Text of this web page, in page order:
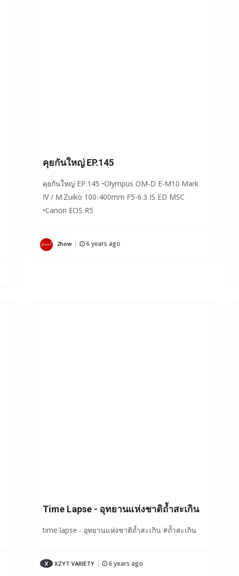
คุยกันใหญ่ EP.145
คุยกันใหญ่ EP.145 •Olympus OM-D E-M10 Mark
IV / M.Zuiko 100-400mm F5-6.3 IS ED MSC
•Canon EOS R5
2how 6 years ago
Time Lapse - อุทยานแห่งชาติถ้ำสะเกิน
time lapse - อุทยานแห่งชาติถ้ำสะเกิน #ถ้ำสะเกิน
X XZYT VARIETY 6 years ago